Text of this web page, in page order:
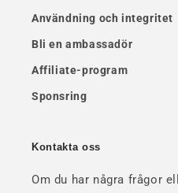
Användning och integritet
Bli en ambassadör
Affiliate-program
Sponsring
Kontakta oss
Om du har några frågor